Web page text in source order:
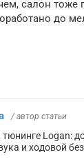
салон тоже
до
/ автор статьи
Logan:
и ходовой